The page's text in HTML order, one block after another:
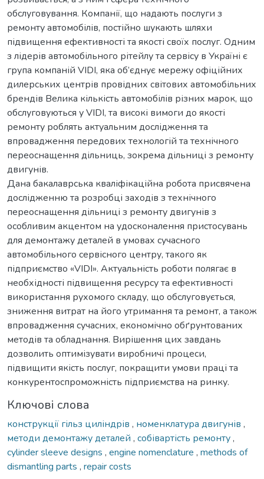
обслуговування. Компанії, що надають послуги з
ремонту автомобілів, постійно шукають шляхи
підвищення ефективності та якості своїх послуг. Одним
з лідерів автомобільного рітейлу та сервісу в Україні є
група компаній VIDI, яка об’єднує мережу офіційних
дилерських центрів провідних світових автомобільних
брендів Велика кількість автомобілів різних марок, що
обслуговуються у VIDI, та високі вимоги до якості
ремонту роблять актуальним дослідження та
впровадження передових технологій та технічного
переоснащення дільниць, зокрема дільниці з ремонту
двигунів.
Дана бакалаврська кваліфікаційна робота присвячена
дослідженню та розробці заходів з технічного
переоснащення дільниці з ремонту двигунів з
особливим акцентом на удосконалення пристосувань
для демонтажу деталей в умовах сучасного
автомобільного сервісного центру, такого як
підприємство «VIDI». Актуальність роботи полягає в
необхідності підвищення ресурсу та ефективності
використання рухомого складу, що обслуговується,
зниження витрат на його утримання та ремонт, а також
впровадження сучасних, економічно обґрунтованих
методів та обладнання. Вирішення цих завдань
дозволить оптимізувати виробничі процеси,
підвищити якість послуг, покращити умови праці та
конкурентоспроможність підприємства на ринку.
Ключові слова
конструкції гільз циліндрів , номенклатура двигунів ,
методи демонтажу деталей , собівартість ремонту,
cylinder sleeve designs , engine nomenclature , methods of
dismantling parts , repair costs